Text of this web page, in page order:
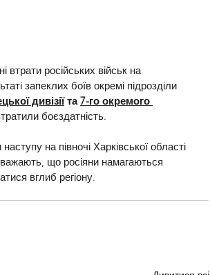
втрати російських військ на
запеклих боїв окремі підрозділи
дивізії та 7-го окремого
боєздатність.
на півночі Харківської області
що росіяни намагаються
вглиб регіону.